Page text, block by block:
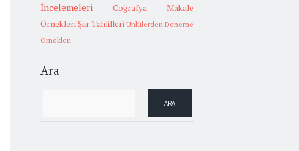
İncelemeleri
Coğrafya
Makale
Örnekleri Şiir Tahlilleri Ünlülerden Deneme
Örnekleri
Ara